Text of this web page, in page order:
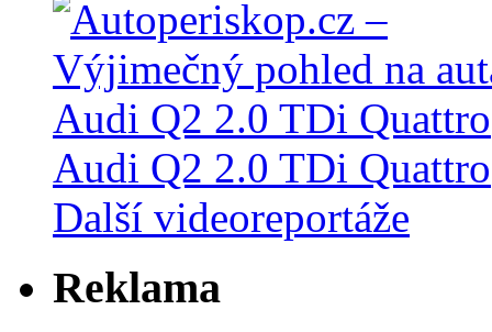
Audi Q2 2.0 TDi Quattro
Další videoreportáže
Reklama